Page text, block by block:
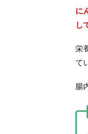
に
し
栄
て
腸